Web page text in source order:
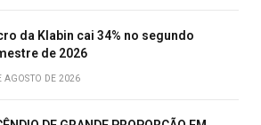
da Klabin cai 34% no segundo
de 2026
AGOSTO DE 2026